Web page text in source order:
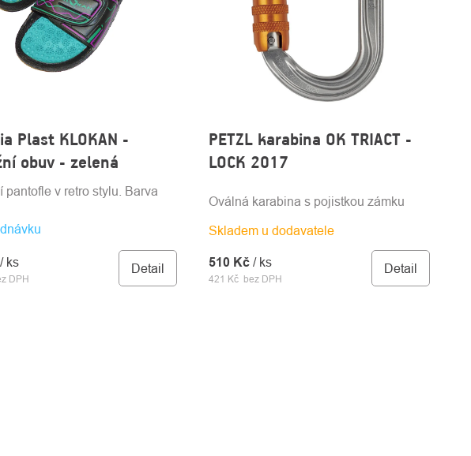
Plast KLOKAN -
obuv - zelená
DPH
/ ks Detail
pantofle v retro stylu. Barva
PETZL karabina OK TRIACT -
LOCK 2017
Skladem u dodavatele
421 Kč bez DPH
510 Kč / ks Detail
Oválná karabina s pojistkou zámku